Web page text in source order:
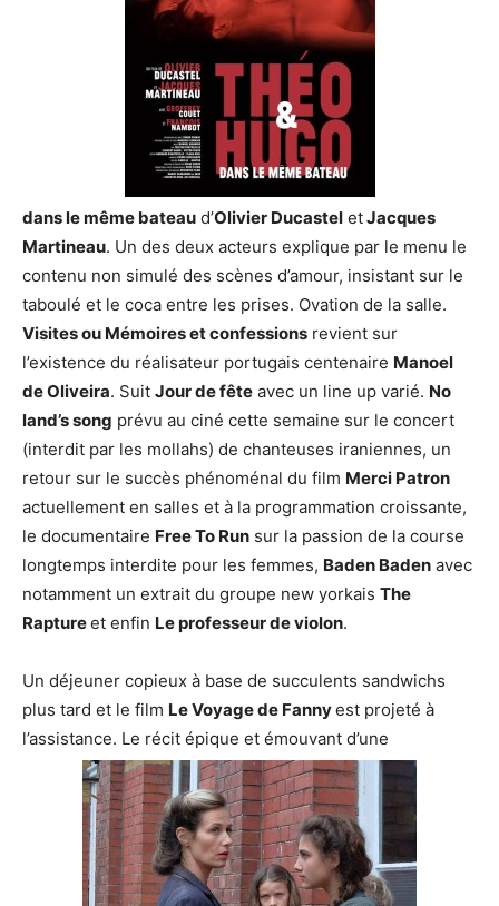
dans le même bateau d’Olivier Ducastel etJacques
Martineau. Un des deux acteurs explique par le menu le
contenu non simulé des scènes d’amour, insistant sur le
taboulé et le coca entre les prises. Ovation de la salle.
Visites ou Mémoires et confessions revient sur
l’existence du réalisateur portugais centenaire Manoel
de Oliveira. Suit Jour de fête avec un line up varié. No
land’s song prévu au ciné cette semaine sur le concert
(interdit par les mollahs) de chanteuses iraniennes, un
retour sur le succès phénoménal du film Merci Patron
actuellement en salles et à la programmation croissante,
le documentaire Free To Run sur la passion de la course
longtemps interdite pour les femmes, Baden Baden avec
notamment un extrait du groupe new yorkais The
Raptureet enfin Le professeur de violon.
Un déjeuner copieux à base de succulents sandwichs
plus tard et le film Le Voyage de Fannyest projeté à
l’assistance. Le récit épique et émouvant d’une